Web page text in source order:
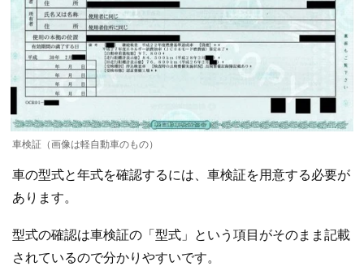
車検証（画像は軽自動車のもの）
車の型式と年式を確認するには、車検証を用意する必要が
あります。
型式の確認は車検証の「型式」という項目がそのまま記載
されているので分かりやすいです。